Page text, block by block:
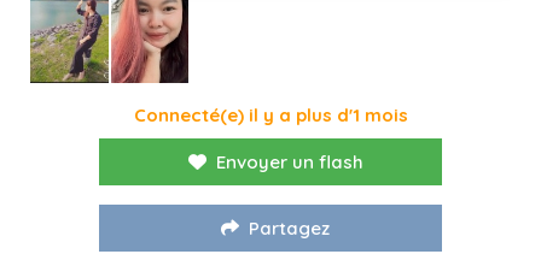
Connecté(e) il y a plus d'1 mois
Envoyer un flash
Partagez